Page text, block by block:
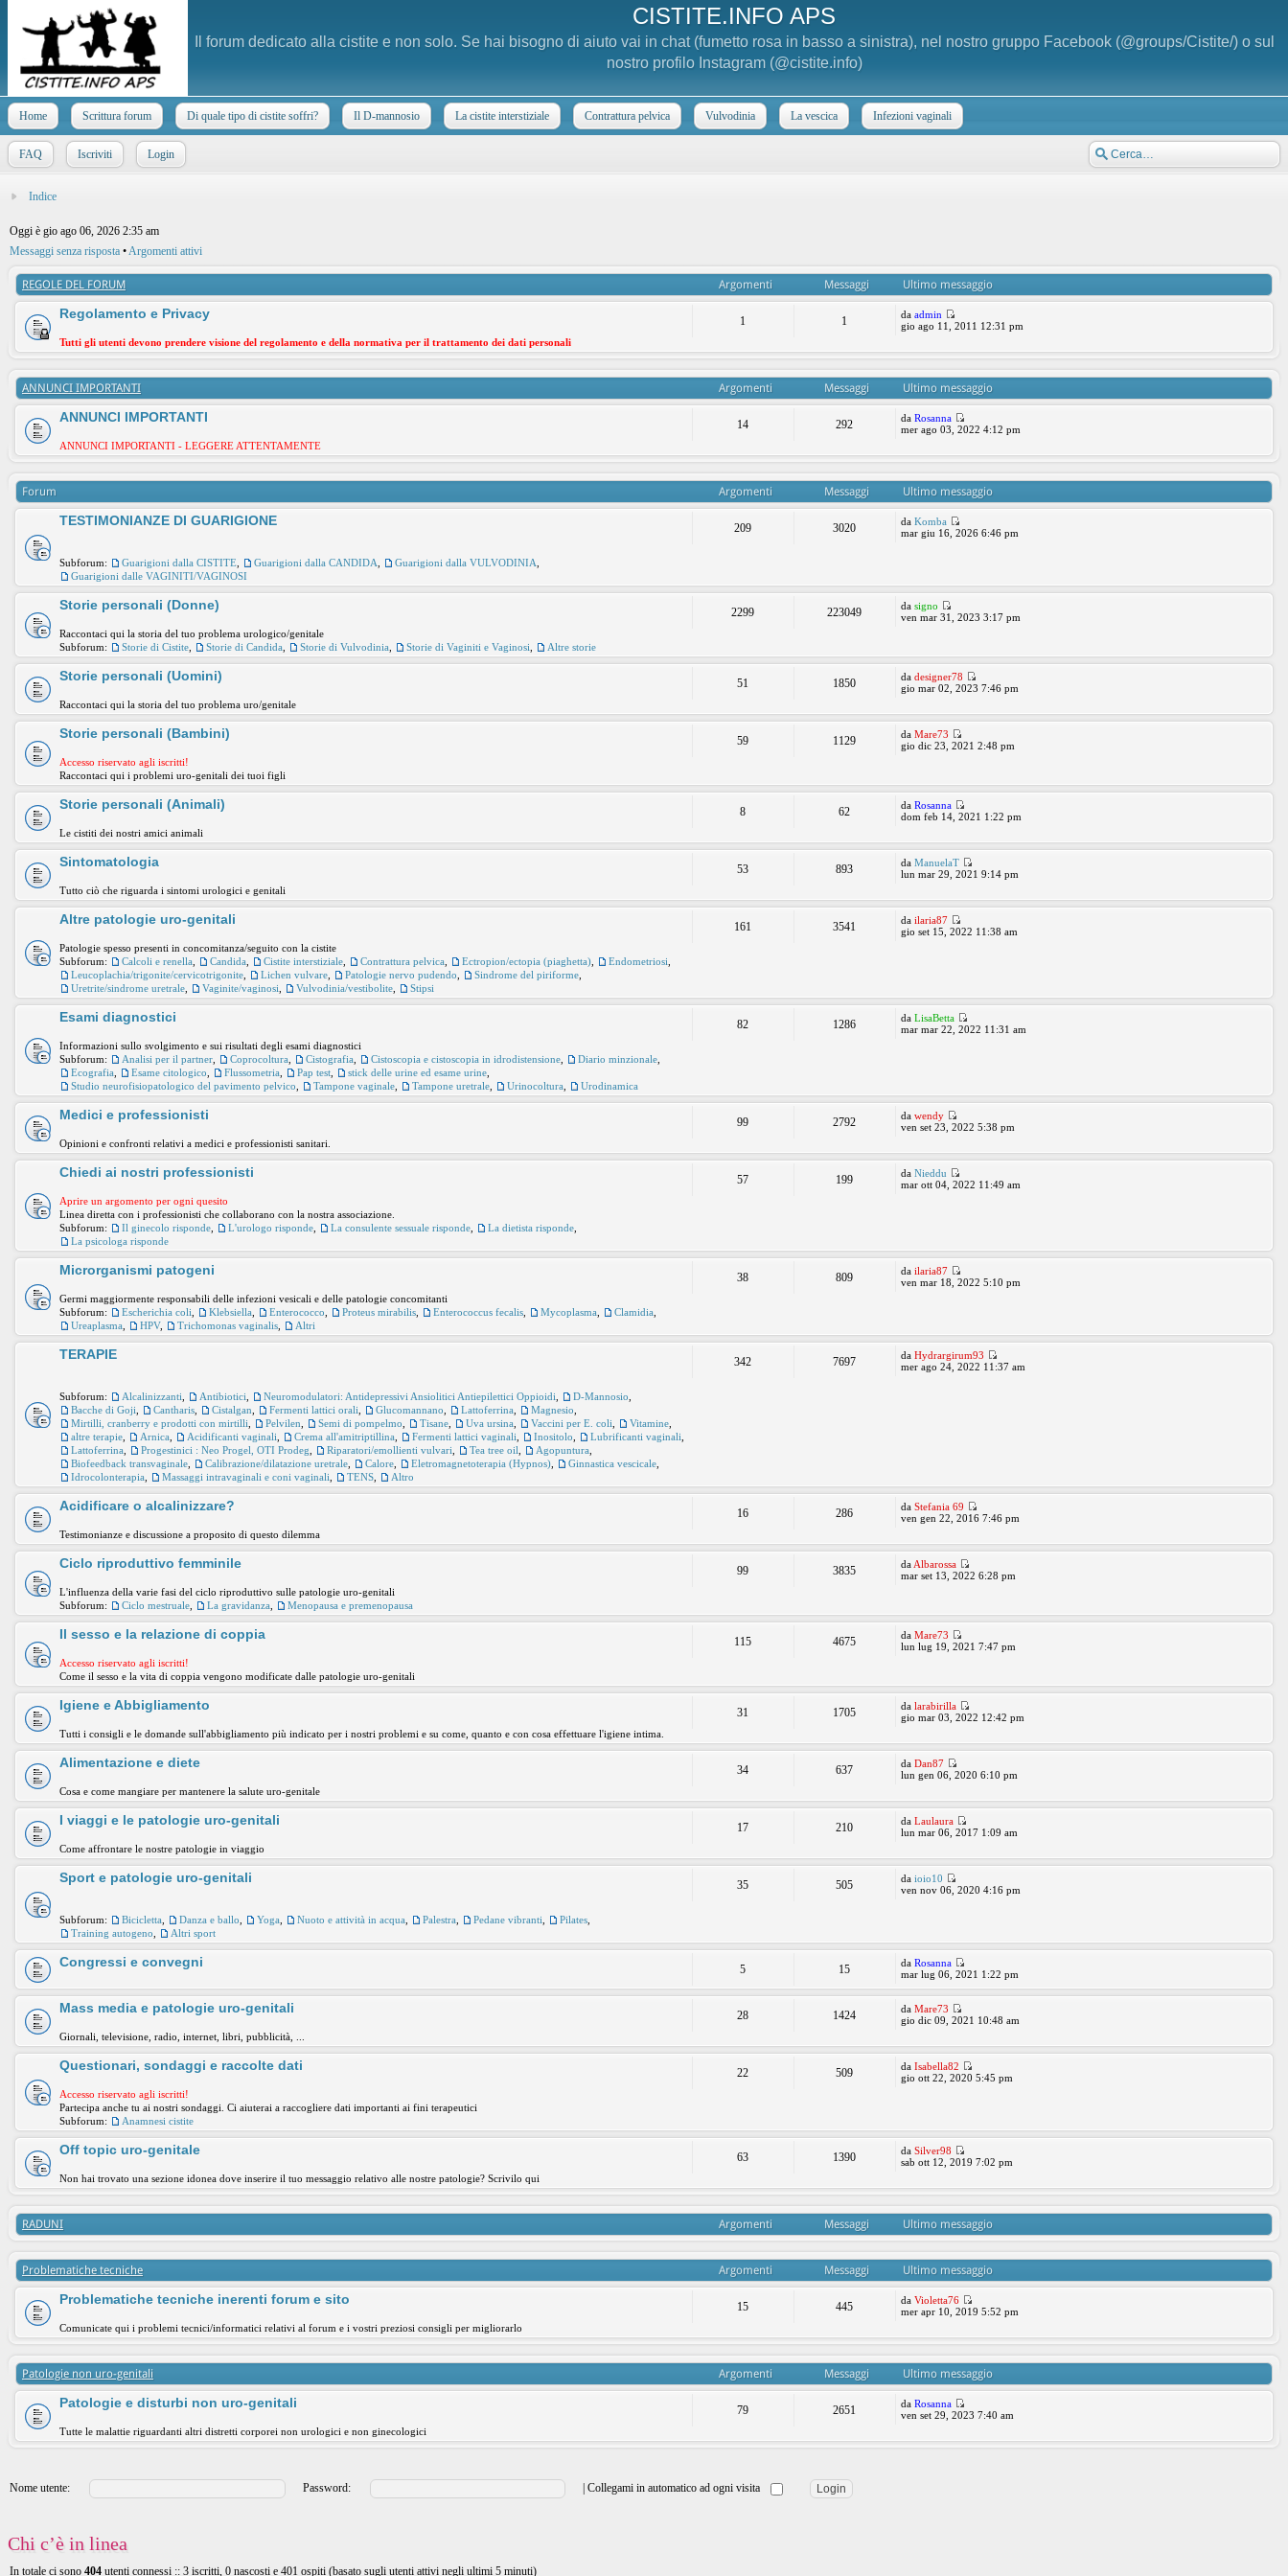
CISTITE.INFO APS
Il forum dedicato alla cistite e non solo. Se hai bisogno di aiuto vai in chat (fumetto rosa in basso a sinistra), nel nostro gruppo Facebook (@groups/Cistite/) o sul
nostro profilo Instagram (@cistite.info)
Home Scrittura forum Di quale tipo di cistite soffri? Il D-mannosio La cistite interstiziale Contrattura pelvica Vulvodinia La vescica Infezioni vaginali
FAQ Iscriviti Login
Indice
Oggi è gio ago 06, 2026 2:35 am
Messaggi senza risposta •Argomenti attivi
REGOLE DEL FORUM Argomenti Messaggi Ultimo messaggio
Regolamento e Privacy
Tutti gli utenti devono prendere visione del regolamento e della normativa per il trattamento dei dati personali
1 1 da admin
gio ago 11, 2011 12:31 pm
ANNUNCI IMPORTANTI Argomenti Messaggi Ultimo messaggio
ANNUNCI IMPORTANTI
ANNUNCI IMPORTANTI - LEGGERE ATTENTAMENTE
14 292 da Rosanna
mer ago 03, 2022 4:12 pm
Forum Argomenti Messaggi Ultimo messaggio
TESTIMONIANZE DI GUARIGIONE
Subforum: Guarigioni dalla CISTITE Guarigioni dalla CANDIDA Guarigioni dalla VULVODINIA
Guarigioni dalle VAGINITI/VAGINOSI
209 3020 da Komba
mar giu 16, 2026 6:46 pm
Storie personali (Donne)
Raccontaci qui la storia del tuo problema urologico/genitale
Subforum:
Storie di Cistite Storie di Candida Storie di Vulvodinia Storie di Vaginiti e Vaginosi Altre storie
2299 223049 da signo
ven mar 31, 2023 3:17 pm
Storie personali (Uomini)
Raccontaci qui la storia del tuo problema uro/genitale
51 1850 da designer78
gio mar 02, 2023 7:46 pm
Storie personali (Bambini)
Accesso riservato agli iscritti!
Raccontaci qui i problemi uro-genitali dei tuoi figli
59 1129 da Mare73
gio dic 23, 2021 2:48 pm
Storie personali (Animali)
Le cistiti dei nostri amici animali
8 62 da Rosanna
dom feb 14, 2021 1:22 pm
Sintomatologia
Tutto ciò che riguarda i sintomi urologici e genitali
53 893 da ManuelaT
lun mar 29, 2021 9:14 pm
Altre patologie uro-genitali
Patologie spesso presenti in concomitanza/seguito con la cistite
Subforum:
Calcoli e renella Candida Cistite interstiziale Contrattura pelvica Ectropion/ectopia (piaghetta) Endometriosi
Leucoplachia/trigonite/cervicotrigonite
Lichen vulvare Patologie nervo pudendo Sindrome del piriforme
Uretrite/sindrome uretrale
Vaginite/vaginosi Vulvodinia/vestibolite Stipsi
161 3541 da ilaria87
gio set 15, 2022 11:38 am
Esami diagnostici
Informazioni sullo svolgimento e sui risultati degli esami diagnostici
Subforum:
Analisi per il partner Coprocoltura Cistografia Cistoscopia e cistoscopia in idrodistensione Diario minzionale
Ecografia
Esame citologico Flussometria Pap test stick delle urine ed esame urine
Studio neurofisiopatologico del pavimento pelvico
Tampone vaginale Tampone uretrale Urinocoltura Urodinamica
82 1286 da LisaBetta
mar mar 22, 2022 11:31 am
Medici e professionisti
Opinioni e confronti relativi a medici e professionisti sanitari.
99 2792 da wendy
ven set 23, 2022 5:38 pm
Chiedi ai nostri professionisti
Aprire un argomento per ogni quesito
Linea diretta con i professionisti che collaborano con la nostra associazione.
Subforum:
Il ginecolo risponde L'urologo risponde La consulente sessuale risponde La dietista risponde
La psicologa risponde
57 199 da Nieddu
mar ott 04, 2022 11:49 am
Microrganismi patogeni
Germi maggiormente responsabili delle infezioni vesicali e delle patologie concomitanti
Subforum:
Escherichia coli Klebsiella Enterococco Proteus mirabilis Enterococcus fecalis Mycoplasma Clamidia
Ureaplasma
HPV, Trichomonas vaginalis Altri
38 809 da ilaria87
ven mar 18, 2022 5:10 pm
TERAPIE
Subforum: Alcalinizzanti Antibiotici Neuromodulatori: Antidepressivi Ansiolitici Antiepilettici Oppioidi D-Mannosio
Bacche di Goji
Cantharis Cistalgan Fermenti lattici orali Glucomannano Lattoferrina Magnesio
Mirtilli, cranberry e prodotti con mirtilli
Pelvilen Semi di pompelmo Tisane Uva ursina Vaccini per E. coli Vitamine
altre terapie
Arnica Acidificanti vaginali Crema all'amitriptillina Fermenti lattici vaginali Inositolo Lubrificanti vaginali
Lattoferrina
Progestinici : Neo Progel, OTI Prodeg Riparatori/emollienti vulvari Tea tree oil Agopuntura
Biofeedback transvaginale
Calibrazione/dilatazione uretrale Calore Eletromagnetoterapia (Hypnos) Ginnastica vescicale
Idrocolonterapia
Massaggi intravaginali e coni vaginali TENS Altro
342 7697 da Hydrargirum93
mer ago 24, 2022 11:37 am
Acidificare o alcalinizzare?
Testimonianze e discussione a proposito di questo dilemma
16 286 da Stefania 69
ven gen 22, 2016 7:46 pm
Ciclo riproduttivo femminile
L'influenza della varie fasi del ciclo riproduttivo sulle patologie uro-genitali
Subforum:
Ciclo mestruale La gravidanza Menopausa e premenopausa
99 3835 da Albarossa
mar set 13, 2022 6:28 pm
Il sesso e la relazione di coppia
Accesso riservato agli iscritti!
Come il sesso e la vita di coppia vengono modificate dalle patologie uro-genitali
115 4675 da Mare73
lun lug 19, 2021 7:47 pm
Igiene e Abbigliamento
Tutti i consigli e le domande sull'abbigliamento più indicato per i nostri problemi e su come, quanto e con cosa effettuare l'igiene intima.
31 1705 da larabirilla
gio mar 03, 2022 12:42 pm
Alimentazione e diete
Cosa e come mangiare per mantenere la salute uro-genitale
34 637 da Dan87
lun gen 06, 2020 6:10 pm
I viaggi e le patologie uro-genitali
Come affrontare le nostre patologie in viaggio
17 210 da Laulaura
lun mar 06, 2017 1:09 am
Sport e patologie uro-genitali
Subforum: Bicicletta Danza e ballo Yoga Nuoto e attività in acqua Palestra Pedane vibranti Pilates
Training autogeno
Altri sport
35 505 da ioio10
ven nov 06, 2020 4:16 pm
Congressi e convegni 5 15 da Rosanna
mar lug 06, 2021 1:22 pm
Mass media e patologie uro-genitali
Giornali, televisione, radio, internet, libri, pubblicità, ...
28 1424 da Mare73
gio dic 09, 2021 10:48 am
Questionari, sondaggi e raccolte dati
Accesso riservato agli iscritti!
Partecipa anche tu ai nostri sondaggi. Ci aiuterai a raccogliere dati importanti ai fini terapeutici
Subforum:
Anamnesi cistite
22 509 da Isabella82
gio ott 22, 2020 5:45 pm
Off topic uro-genitale
Non hai trovato una sezione idonea dove inserire il tuo messaggio relativo alle nostre patologie? Scrivilo qui
63 1390 da Silver98
sab ott 12, 2019 7:02 pm
RADUNI Argomenti Messaggi Ultimo messaggio
Problematiche tecniche Argomenti Messaggi Ultimo messaggio
Problematiche tecniche inerenti forum e sito
Comunicate qui i problemi tecnici/informatici relativi al forum e i vostri preziosi consigli per migliorarlo
15 445 da Violetta76
mer apr 10, 2019 5:52 pm
Patologie non uro-genitali Argomenti Messaggi Ultimo messaggio
Patologie e disturbi non uro-genitali
Tutte le malattie riguardanti altri distretti corporei non urologici e non ginecologici
79 2651 da Rosanna
ven set 29, 2023 7:40 am
Nome utente: Password: |Collegami in automatico ad ogni visita
Chi c’è in linea
In totale ci sono 404 utenti connessi :: 3 iscritti, 0 nascosti e 401 ospiti (basato sugli utenti attivi negli ultimi 5 minuti)